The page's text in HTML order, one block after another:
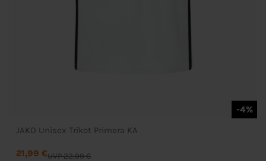
-4%
JAKO Unisex Trikot Primera KA
UVP 22,99 €
21,99 €